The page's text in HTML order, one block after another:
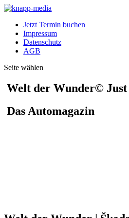
Jetzt Termin buchen
Impressum
Datenschutz
AGB
Seite wählen
Welt der Wunder©
Das Automagazin